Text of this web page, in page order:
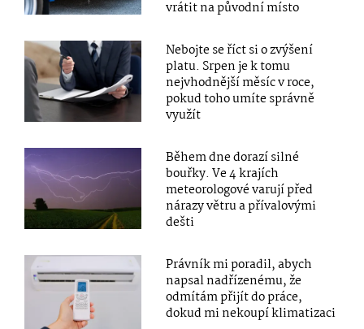
vrátit na původní místo
Nebojte se říct si o zvýšení
platu. Srpen je k tomu
nejvhodnější měsíc v roce,
pokud toho umíte správně
využít
Během dne dorazí silné
bouřky. Ve 4 krajích
meteorologové varují před
nárazy větru a přívalovými
dešti
Právník mi poradil, abych
napsal nadřízenému, že
odmítám přijít do práce,
dokud mi nekoupí klimatizaci